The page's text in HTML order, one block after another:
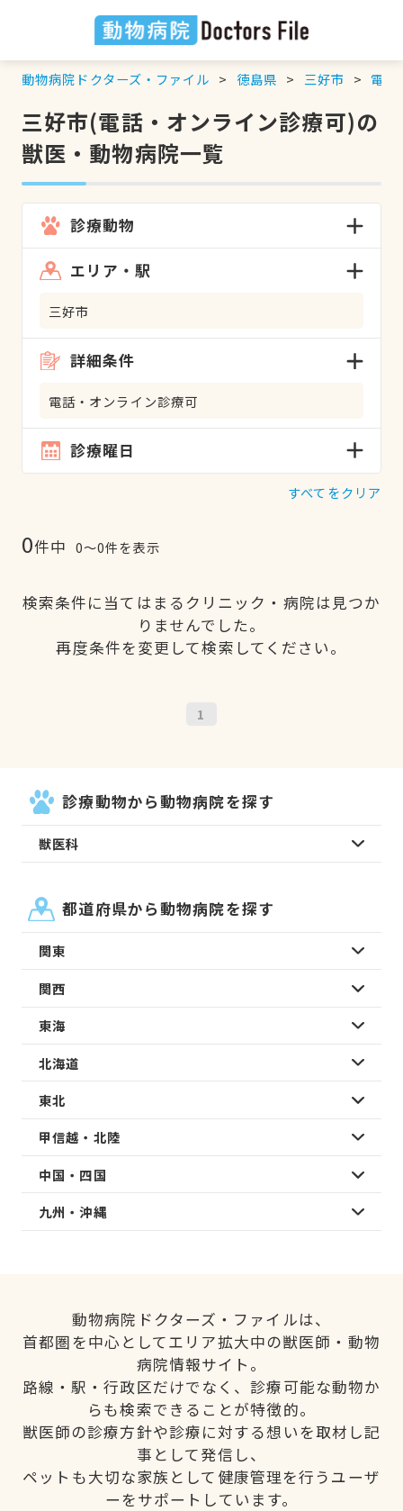
動物病院ドクターズ・ファイル 徳島県 三好市 電話
三好市(電話・オンライン診療可)の
獣医・動物病院一覧
診療動物
エリア・駅
三好市
詳細条件
電話・オンライン診療可
診療曜日
すべてをクリア
0件中 0〜0件を表示
検索条件に当てはまるクリニック・病院は見つか
りませんでした。
再度条件を変更して検索してください。
1
診療動物から動物病院を探す
獣医科
都道府県から動物病院を探す
関東
関西
東海
北海道
東北
甲信越・北陸
中国・四国
九州・沖縄
動物病院ドクターズ・ファイルは、
首都圏を中心としてエリア拡大中の獣医師・動物
病院情報サイト。
路線・駅・行政区だけでなく、診療可能な動物か
らも検索できることが特徴的。
獣医師の診療方針や診療に対する想いを取材し記
事として発信し、
ペットも大切な家族として健康管理を行うユーザ
ーをサポートしています。